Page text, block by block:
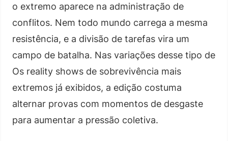
o extremo aparece na administração de
conflitos. Nem todo mundo carrega a mesma
resistência, e a divisão de tarefas vira um
campo de batalha. Nas variações desse tipo de
Os reality shows de sobrevivência mais
extremos já exibidos, a edição costuma
alternar provas com momentos de desgaste
para aumentar a pressão coletiva.